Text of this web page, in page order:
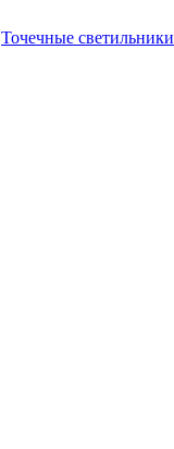
Точечные светильники